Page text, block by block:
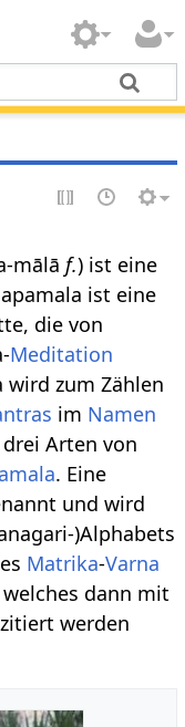
mālāf.) ist eine
ist eine
die von
Meditation
wird zum Zählen
im Namen
Arten von
. Eine
und wird
)Alphabets
Matrika-Varna
welches dann mit
werden